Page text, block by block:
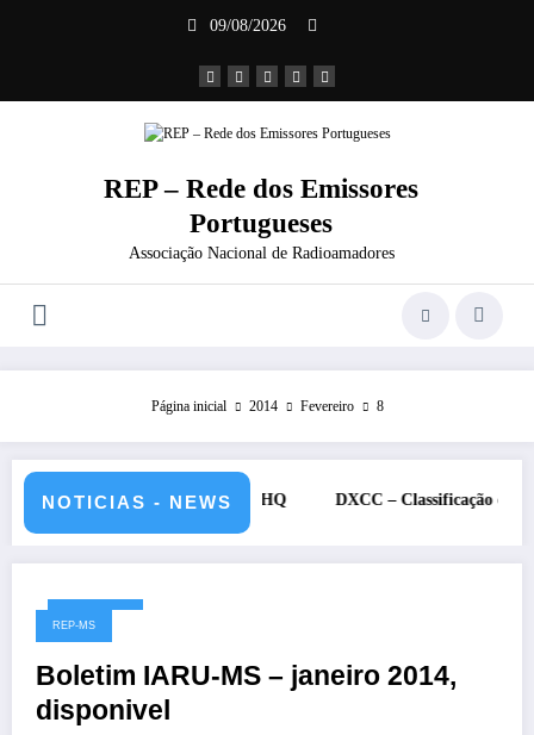
09/08/2026
REP – Rede dos Emissores
Portugueses
Associação Nacional de Radioamadores
Página inicial 2014 Fevereiro 8
NOTICIAS - NEWS
julho de 2026 – CS5HQ DXCC – Classificação estações
08/02/2014
REP-MS
Boletim IARU-MS – janeiro 2014,
disponivel